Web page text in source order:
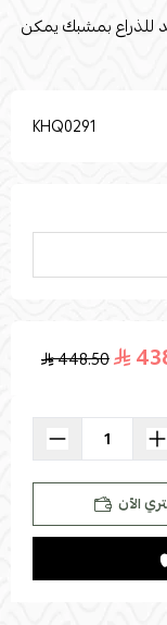
للذراع بمشبك يمكن
KHQ0291
448.50
الآن